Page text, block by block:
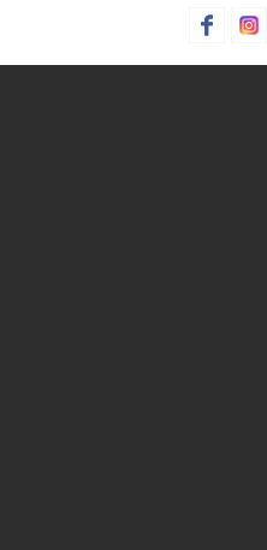
Xu hướng theo mùa: Sử